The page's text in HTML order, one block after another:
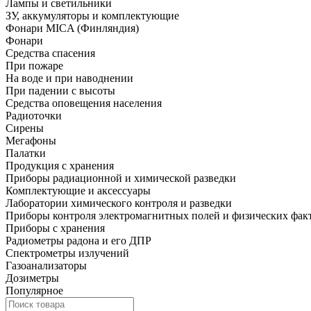
Лампы и светильники
ЗУ, аккумуляторы и комплектующие
Фонари MICA (Финляндия)
Фонари
Средства спасения
При пожаре
На воде и при наводнении
При падении с высоты
Средства оповещения населения
Радиоточки
Сирены
Мегафоны
Палатки
Продукция с хранения
Приборы радиационной и химической разведки
Комплектующие и аксессуары
Лаборатории химического контроля и разведки
Приборы контроля электромагнитных полей и физических
Приборы с хранения
Радиометры радона и его ДПР
Спектрометры излучений
Газоанализаторы
Дозиметры
Популярное